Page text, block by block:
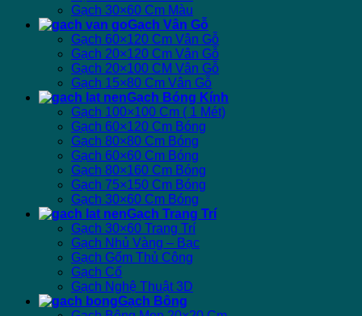
Gạch 30×60 Cm Màu
Gạch Vân Gỗ
Gạch 60×120 Cm Vân Gỗ
Gạch 20×120 Cm Vân Gỗ
Gạch 20×100 CM Vân Gỗ
Gạch 15×80 Cm Vân Gỗ
Gạch Bóng Kính
Gạch 100×100 Cm ( 1 Mét)
Gạch 60×120 Cm Bóng
Gạch 80×80 Cm Bóng
Gạch 60×60 Cm Bóng
Gạch 80×160 Cm Bóng
Gạch 75×150 Cm Bóng
Gạch 30×60 Cm Bóng
Gạch Trang Trí
Gạch 30×60 Trang Trí
Gạch Nhủ Vàng – Bạc
Gạch Gốm Thủ Công
Gạch Cổ
Gạch Nghệ Thuật 3D
Gạch Bông